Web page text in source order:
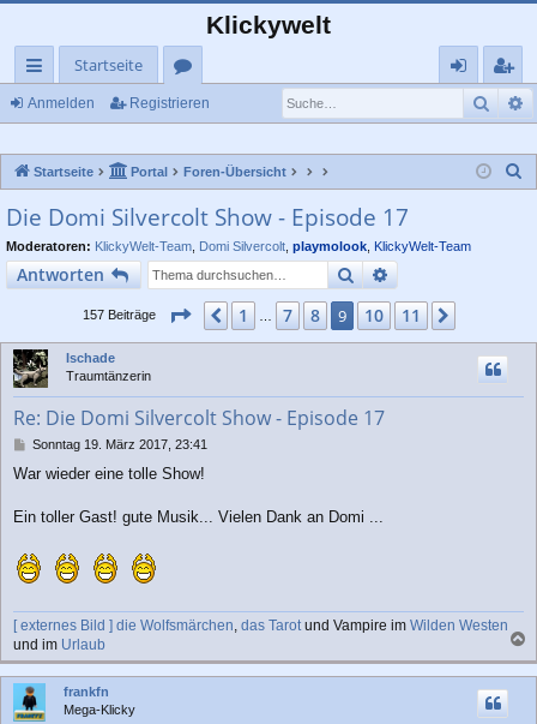
Klickywelt
ch
llz
ug
rif
f
Startseite
or
n
eg
rie
Anmelden Registrieren
Startseite Portal Foren-Übersicht
Die Domi Silvercolt Show - Episode 17
Moderatoren: KlickyWelt-Team Domi Silvercolt playmolook KlickyWelt-Team
Antworten SucheErweiterte Suche
157 Beiträge Seite9von11
Vorherige
1 7 8 9 10 11
Ischade
Traumtänzerin
Re: Die Domi Silvercolt Show - Episode 17
B
i
r
g
Sonntag 19. März 2017, 23:41
War wieder eine tolle Show!
Ein toller Gast! gute Musik... Vielen Dank an Domi ...
[ externes Bild ] die Wolfsmärchen das Tarot und Vampire im Wilden Westen
und im Urlaub
a
c
frankfn
Mega-Klicky